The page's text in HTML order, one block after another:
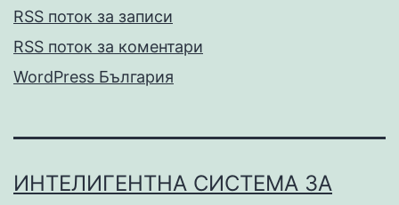
RSS поток за записи
RSS поток за коментари
WordPress България
ИНТЕЛИГЕНТНА СИСТЕМА ЗА